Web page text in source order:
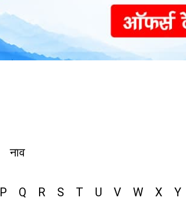
नाव
P Q R S T U V W X Y